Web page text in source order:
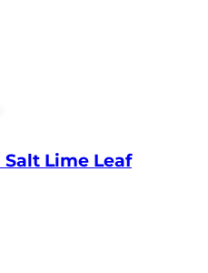
Salt Lime Leaf